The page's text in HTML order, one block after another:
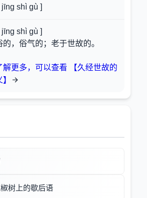
jīng shì gù ]
jīng shì gù ]
的，俗气的；老于世故的。
解更多，可以查看 【久经世故的
树上的歇后语